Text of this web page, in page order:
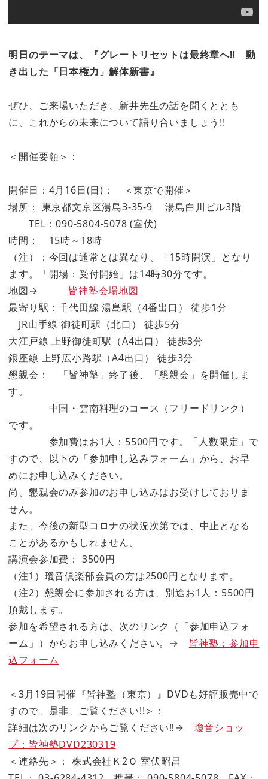
明日のテーマは、『グレートリセットは最終章へ‼ 動
き出した「日本権力」解体新書』
ぜひ、ご来場いただき、新井先生の話を聞くととも
に、これからの未来について語り合いましょう!!
＜開催要領＞：
開催日：4月16日(日)： ＜東京で開催＞
場所： 東京都文京区湯島3-35-9 湯島白川ビル3階
TEL：090-5804-5078 (室伏)
時間： 15時～18時
（注）：今回は通常とは異なり、「15時開演」となり
ます。「開場：受付開始」は14時30分です。
地図→ 皆神塾会場地図
最寄り駅：千代田線 湯島駅（4番出口） 徒歩1分
JR山手線 御徒町駅（北口） 徒歩5分
大江戸線 上野御徒町駅（A4出口） 徒歩3分
銀座線 上野広小路駅（A4出口） 徒歩3分
懇親会： 「皆神塾」終了後、「懇親会」を開催しま
す。
中国・雲南料理のコース（フリードリンク）
です。
参加費はお1人：5500円です。「人数限定」で
すので、以下の「参加申し込みフォーム」から、お早
めにお申し込みください。
尚、懇親会のみ参加のお申し込みはお受けしておりま
せん。
また、今後の新型コロナの状況次第では、中止となる
ことがあるかもしれません。
講演会参加費： 3500円
（注1）瓊音倶楽部会員の方は2500円となります。
（注2）懇親会に参加される方は、別途お1人：5500円
頂戴します。
参加を希望される方は、次のリンク（「参加申込フォ
ーム」）からお申し込みください。→ 皆神塾：参加申
込フォーム
＜3月19日開催『皆神塾（東京）』DVDも好評販売中で
すので、是非、ご覧ください!!＞：
詳細は次のリンクからご覧ください‼→ 瓊音ショッ
プ：皆神塾DVD230319
＜連絡先＞： 株式会社Ｋ2Ｏ 室伏昭昌